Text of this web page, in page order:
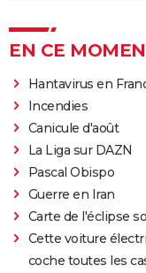
EN CE
Hantavirus en
Incendies
Canicule d'août
La Liga sur DAZN
Pascal Obispo
Guerre en Iran
Carte de l'éclipse
Cette voiture
coche toutes les